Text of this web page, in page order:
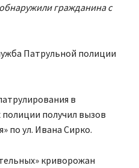
гражданина с
Патрульной полиции
в
получил вызов
по ул. Ивана Сирко.
криворожан